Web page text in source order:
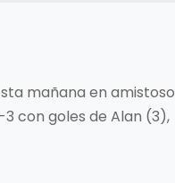
mañana en amistoso
con goles de Alan (3),